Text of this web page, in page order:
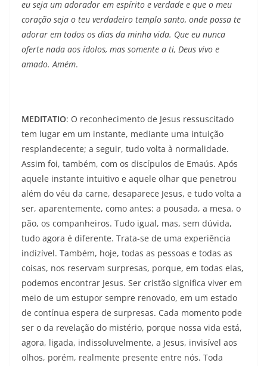
eu seja um adorador em espírito e verdade e que o meu
coração seja o teu verdadeiro templo santo, onde possa te
adorar em todos os dias da minha vida. Que eu nunca
oferte nada aos ídolos, mas somente a ti, Deus vivo e
amado. Amém.
MEDITATIO: O reconhecimento de Jesus ressuscitado
tem lugar em um instante, mediante uma intuição
resplandecente; a seguir, tudo volta à normalidade.
Assim foi, também, com os discípulos de Emaús. Após
aquele instante intuitivo e aquele olhar que penetrou
além do véu da carne, desaparece Jesus, e tudo volta a
ser, aparentemente, como antes: a pousada, a mesa, o
pão, os companheiros. Tudo igual, mas, sem dúvida,
tudo agora é diferente. Trata-se de uma experiência
indizível. Também, hoje, todas as pessoas e todas as
coisas, nos reservam surpresas, porque, em todas elas,
podemos encontrar Jesus. Ser cristão significa viver em
meio de um estupor sempre renovado, em um estado
de contínua espera de surpresas. Cada momento pode
ser o da revelação do mistério, porque nossa vida está,
agora, ligada, indissoluvelmente, a Jesus, invisível aos
olhos, porém, realmente presente entre nós. Toda